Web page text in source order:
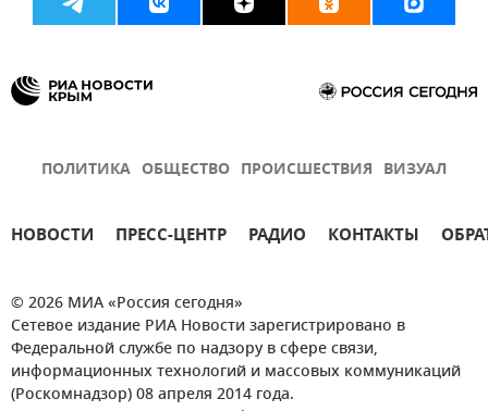
ПОЛИТИКА ОБЩЕСТВО ПРОИСШЕСТВИЯ ВИЗУАЛ
НОВОСТИ ПРЕСС-ЦЕНТР РАДИО КОНТАКТЫ
© 2026 МИА «Россия сегодня»
Сетевое издание РИА Новости зарегистрировано в
Федеральной службе по надзору в сфере связи,
информационных технологий и массовых коммуникаций
(Роскомнадзор) 08 апреля 2014 года.